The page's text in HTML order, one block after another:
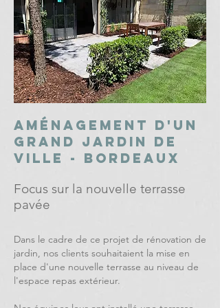
aménagement d'un
grand jardin de
ville - bordeaux
Focus sur la nouvelle terrasse
pavée
Dans le cadre de ce projet de rénovation de
jardin, nos clients souhaitaient la mise en
place d'une nouvelle terrasse au niveau de
l'espace repas extérieur.